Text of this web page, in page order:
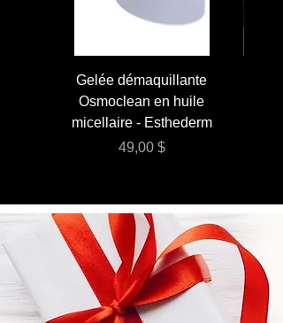
Gelée démaquillante
Osmoclean en huile
micellaire - Esthederm
Prix
49,00 $